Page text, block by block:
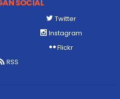
SOCIAL
Twitter
Instagram
Flickr
RSS